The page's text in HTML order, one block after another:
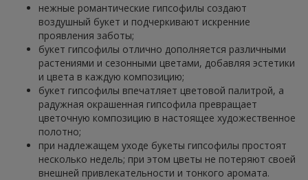
нежные романтические гипсофилы создают
воздушный букет и подчеркивают искренние
проявления заботы;
букет гипсофилы отлично дополняется различными
растениями и сезонными цветами, добавляя эстетики
и цвета в каждую композицию;
букет гипсофилы впечатляет цветовой палитрой, а
радужная окрашенная гипсофила превращает
цветочную композицию в настоящее художественное
полотно;
при надлежащем уходе букеты гипсофилы простоят
несколько недель; при этом цветы не потеряют своей
внешней привлекательности и тонкого аромата.